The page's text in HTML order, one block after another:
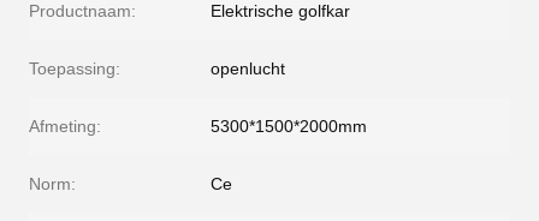
Productnaam: Elektrische golfkar
Toepassing: openlucht
Afmeting: 5300*1500*2000mm
Norm: Ce